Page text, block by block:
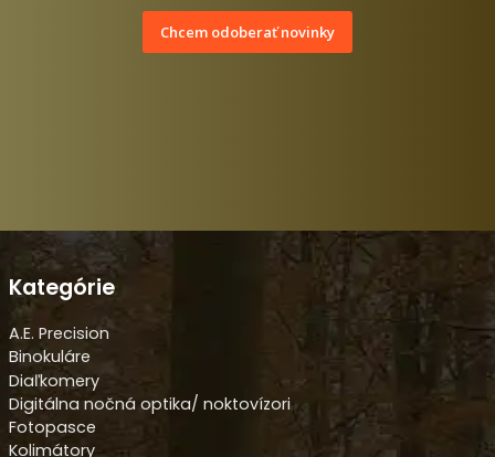
Chcem odoberať novinky
Kategórie
A.E. Precision
Binokuláre
Diaľkomery
Digitálna nočná optika/ noktovízori
Fotopasce
Kolimátory